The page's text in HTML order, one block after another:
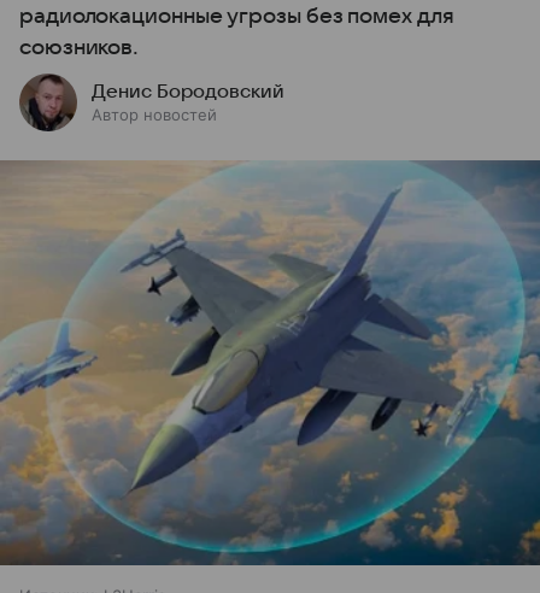
радиолокационные угрозы без помех для
союзников.
Денис Бородовский
Автор новостей